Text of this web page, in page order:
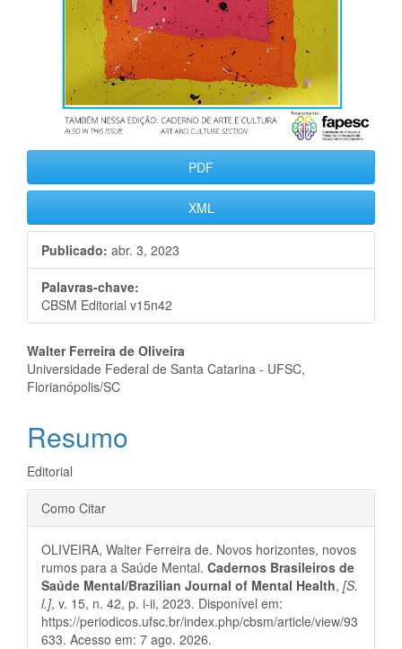
PDF
XML
Publicado: abr. 3, 2023
Palavras-chave:
CBSM Editorial v15n42
Conteúdo
do
artigo
principal
Walter Ferreira de Oliveira
Universidade Federal de Santa Catarina - UFSC,
Florianópolis/SC
Resumo
Editorial
Detalhes
do
artigo
Como Citar
OLIVEIRA, Walter Ferreira de. Novos horizontes, novos
rumos para a Saúde Mental. Cadernos Brasileiros de
Saúde Mental/Brazilian Journal of Mental Health, [S.
l.], v. 15, n. 42, p. i-ii, 2023. Disponível em:
https://periodicos.ufsc.br/index.php/cbsm/article/view/93
633. Acesso em: 7 ago. 2026.